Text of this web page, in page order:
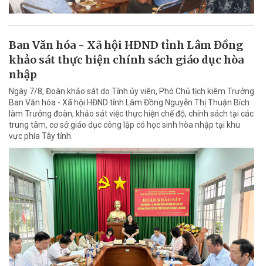
Ban Văn hóa - Xã hội HĐND tỉnh Lâm Đồng
khảo sát thực hiện chính sách giáo dục hòa
nhập
Ngày 7/8, Đoàn khảo sát do Tỉnh ủy viên, Phó Chủ tịch kiêm Trưởng
Ban Văn hóa - Xã hội HĐND tỉnh Lâm Đồng Nguyễn Thị Thuận Bích
làm Trưởng đoàn, khảo sát việc thực hiện chế độ, chính sách tại các
trung tâm, cơ sở giáo dục công lập có học sinh hòa nhập tại khu
vực phía Tây tỉnh.